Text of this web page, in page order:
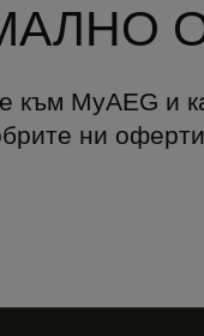
към MyAEG и
ни оферти